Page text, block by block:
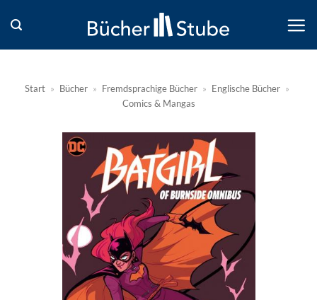
Inhalt
springen
Start » Bücher » Fremdsprachige Bücher » Englische Bücher »
Comics & Mangas